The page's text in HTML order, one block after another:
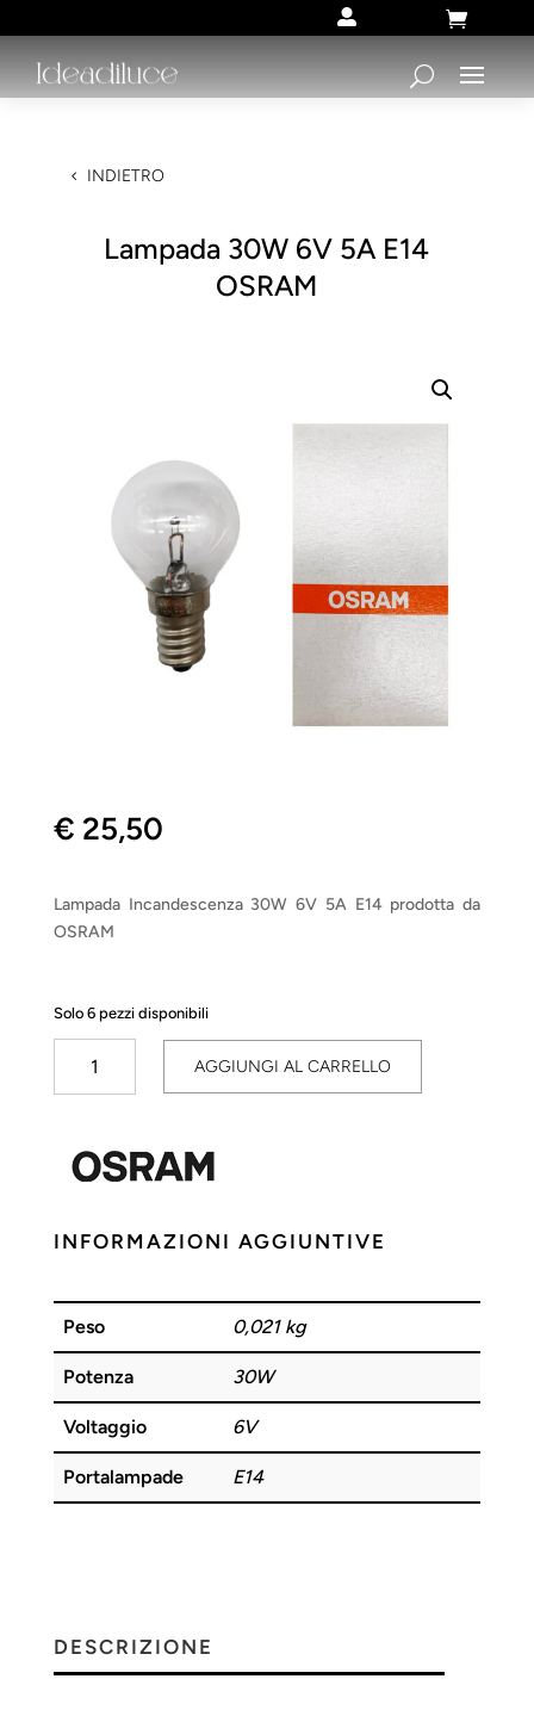
 
INDIETRO
Lampada 30W 6V 5A E14
OSRAM
€ 25,50
Lampada Incandescenza 30W 6V 5A E14 prodotta da
OSRAM
Solo 6 pezzi disponibili
E14
OSRAM
AGGIUNGI AL CARRELLO
INFORMAZIONI AGGIUNTIVE
Peso 0,021 kg
Potenza 30W
Voltaggio 6V
Portalampade E14
DESCRIZIONE